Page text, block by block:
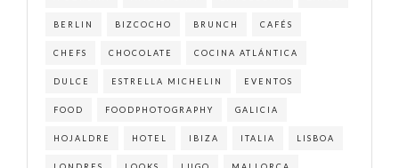
BERLIN BIZCOCHO BRUNCH CAFÉS
CHEFS CHOCOLATE COCINA ATLÁNTICA
DULCE ESTRELLA MICHELIN EVENTOS
FOOD FOODPHOTOGRAPHY GALICIA
HOJALDRE HOTEL IBIZA ITALIA LISBOA